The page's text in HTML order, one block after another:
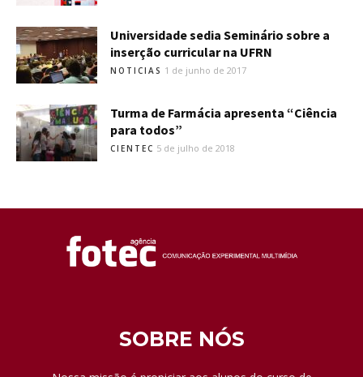
Universidade sedia Seminário sobre a
inserção curricular na UFRN
NOTICIAS 1 de junho de 2017
Turma de Farmácia apresenta “Ciência
para todos”
CIENTEC 5 de julho de 2018
SOBRE NÓS